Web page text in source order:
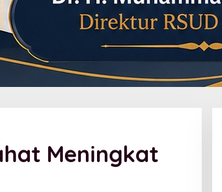
Meningkat